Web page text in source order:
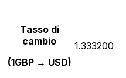
Tasso di
cambio
(1GBP → USD)
1.333200